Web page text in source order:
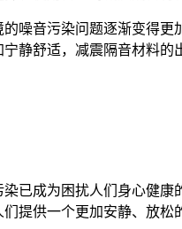
噪音污染问题逐渐变得
静舒适，减震隔音材料
已成为困扰人们身心健
提供一个更加安静、放